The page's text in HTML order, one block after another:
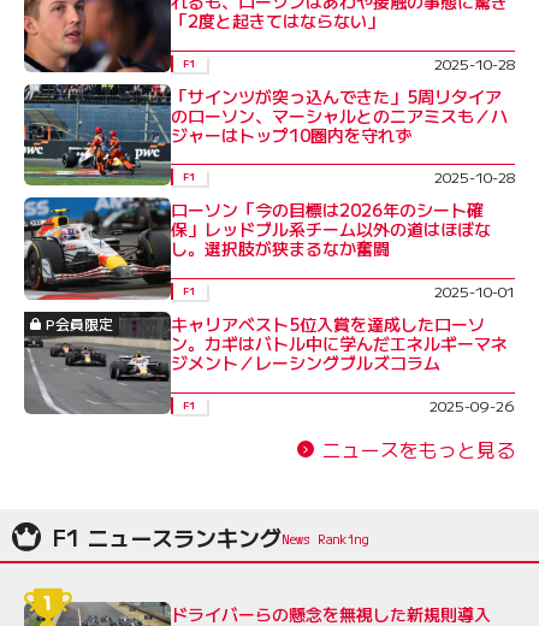
「2度と起きてはならない」
F1 2025-10-28
「サインツが突っ込んできた」5周リタイア
のローソン、マーシャルとのニアミスも／ハ
ジャーはトップ10圏内を守れず
F1 2025-10-28
ローソン「今の目標は2026年のシート確
保」レッドブル系チーム以外の道はほぼな
し。選択肢が狭まるなか奮闘
F1
2025-10-01
P会員限定
キャリアベスト5位入賞を達成したローソ
ン。カギはバトル中に学んだエネルギーマネ
ジメント／レーシングブルズコラム
F1 2025-09-26
ニュースをもっと見る
F1 ニュースランキング
ドライバーらの懸念を無視した新規則導入